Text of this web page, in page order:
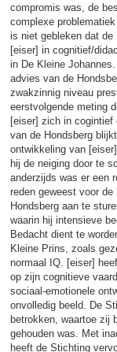
compromis was, de
complexe
is niet gebleken dat
[eiser] in cognitief/
in De Kleine
advies van de
zwakzinnig niveau
eerstvolgende meting
[eiser] zich in
van de Hondsberg
ontwikkeling van
hij de neiging door te
anderzijds was er een
reden geweest voor
Hondsberg aan te
waarin hij intensieve
Bedacht dient te
Kleine Prins, zoals
normaal IQ. [eiser]
op zijn cognitieve
sociaal-emotionele
onvolledig beeld. De
betrokken, waartoe zij
gehouden was. Met
heeft de Stichting